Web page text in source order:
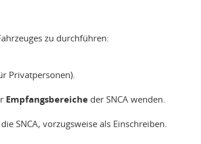
zu durchführen:
Privatpersonen).
Empfangsbereiche der SNCA wenden.
SNCA, vorzugsweise als Einschreiben.